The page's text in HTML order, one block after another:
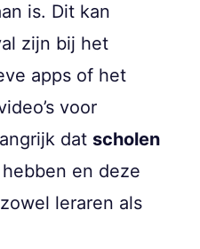
is. Dit kan
zijn bij het
apps of het
voor
dat scholen
en deze
leraren als